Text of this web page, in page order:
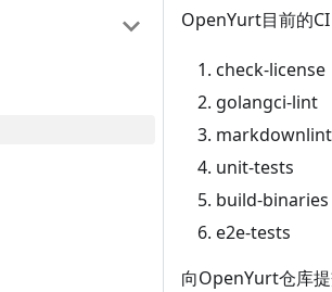
OpenYurt目前的
check-license
golangci-lint
unit-tests
build-binaries
e2e-tests
向OpenYurt仓库